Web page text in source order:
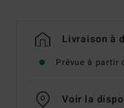
Livraison à
Prévue à partir
Voir la